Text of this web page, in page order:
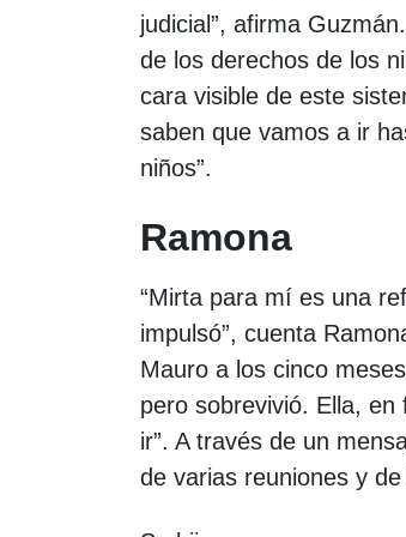
judicial”, afirma
de los derechos de los
cara visible de este
saben que vamos a ir
niños”.
Ramona
“Mirta para mí es una
impulsó”, cuenta
Mauro a los cinco
pero sobrevivió. Ella,
ir”. A través de un
de varias reuniones y